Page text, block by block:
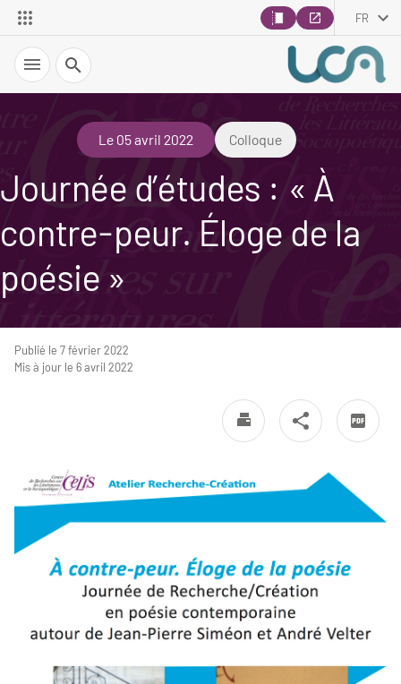
FR
Recherche
Le 05 avril 2022 Colloque
Journée d’études : « À
contre-peur. Éloge de la
poésie »
Publié le 7 février 2022
Mis à jour le 6 avril 2022